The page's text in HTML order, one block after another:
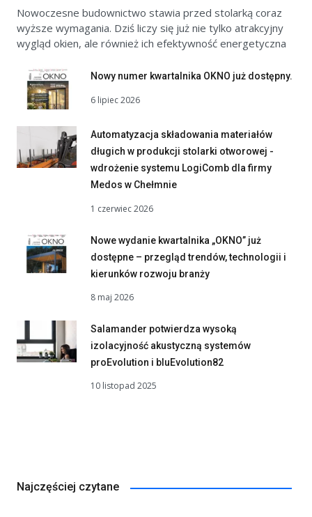
Nowoczesne budownictwo stawia przed stolarką coraz
wyższe wymagania. Dziś liczy się już nie tylko atrakcyjny
wygląd okien, ale również ich efektywność energetyczna
Nowy numer kwartalnika OKNO już dostępny.
6 lipiec 2026
Automatyzacja składowania materiałów
długich w produkcji stolarki otworowej -
wdrożenie systemu LogiComb dla firmy
Medos w Chełmnie
1 czerwiec 2026
Nowe wydanie kwartalnika „OKNO” już
dostępne – przegląd trendów, technologii i
kierunków rozwoju branży
8 maj 2026
Salamander potwierdza wysoką
izolacyjność akustyczną systemów
proEvolution i bluEvolution82
10 listopad 2025
Najczęściej czytane